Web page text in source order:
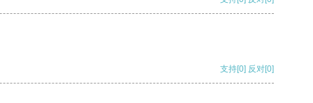
支持[0] 反对[0]